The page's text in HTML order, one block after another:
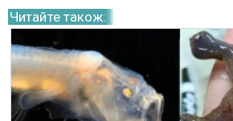
Читайте також: